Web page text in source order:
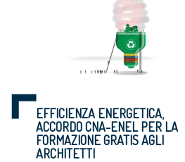
EFFICIENZA ENERGETICA,
ACCORDO CNA-ENEL PER LA
FORMAZIONE GRATIS AGLI
ARCHITETTI